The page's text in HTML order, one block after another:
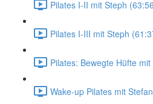
Pilates I-II mit Steph
Pilates I-III mit Steph
Pilates: Bewegte Hüfte
Wake-up Pilates mit